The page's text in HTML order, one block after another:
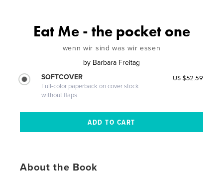
Eat Me - the pocket one
wenn wir sind was wir essen
by Barbara Freitag
SOFTCOVER
Full-color paperback on cover stock
without flaps
US $52.59
About the Book